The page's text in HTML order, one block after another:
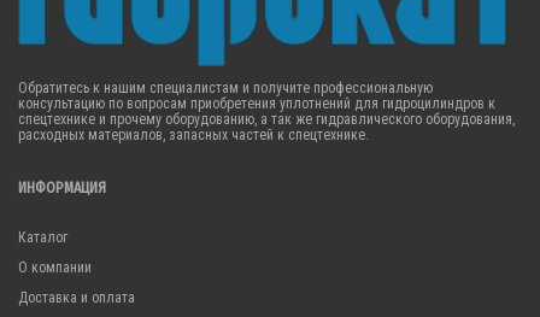
Обратитесь к нашим специалистам и получите профессиональную
консультацию по вопросам приобретения уплотнений для гидроцилиндров к
спецтехнике и прочему оборудованию, а так же гидравлического оборудования,
расходных материалов, запасных частей к спецтехнике.
ИНФОРМАЦИЯ
Каталог
О компании
Доставка и оплата